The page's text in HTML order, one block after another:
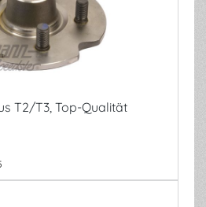
T2/T3, Top-Qualität